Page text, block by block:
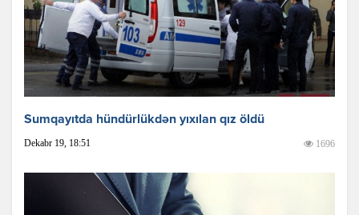
Sumqayıtda hündürlükdən yıxılan qız öldü
Dekabr 19, 18:51 1696